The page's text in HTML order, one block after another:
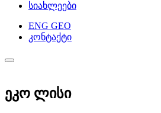
სიახლეები
ENG GEO
კონტაქტი
ეკო ლისი